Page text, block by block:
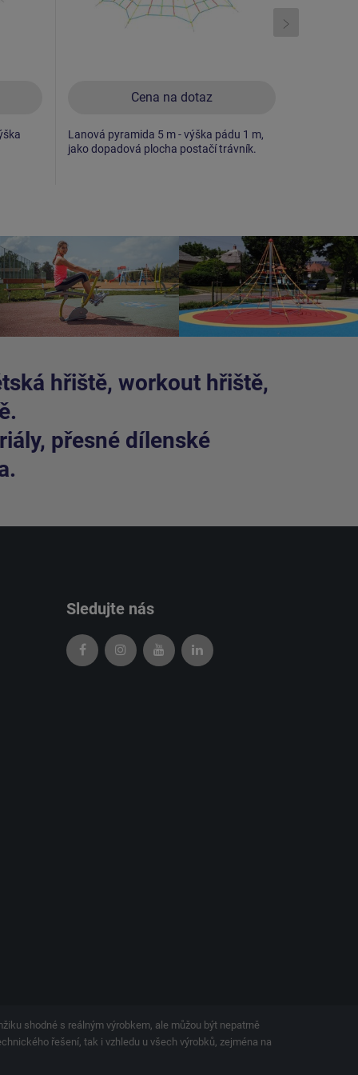
Cena na dotaz
Lanová pyramida 5 m - výška pádu 1 m,
jako dopadová plocha postačí trávník.
hřiště, workout hřiště,
přesné dílenské
Sledujte nás
shodné s reálným výrobkem, ale můžou být nepatrně
řešení, tak i vzhledu u všech výrobků, zejména na